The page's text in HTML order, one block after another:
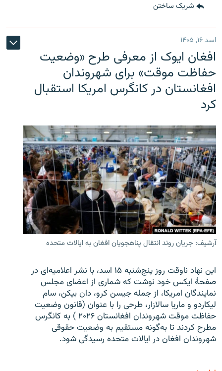
شریک ساختن
اسد ۱۶, ۱۴۰۵
افغان ایوک از معرفی طرح «وضعیت
حفاظت موقت» برای شهروندان
افغانستان در کانگرس امریکا استقبال
کرد
آرشیف: جریان روند انتقال پناهجویان افغان به ایالات متحده
این نهاد ناوقت روز پنج‌شنبه ۱۵ اسد، با نشر اعلامیه‌ای در
صفحۀ ایکس خود نوشت که شماری از اعضای مجلس
نمایندگان امریکا، از جمله جیسن کرو، دان بیکن، سام
لیکاردو و ماریا سالازار، طرحی را با عنوان (قانون وضعیت
حفاظت موقت شهروندان افغانستان ۲۰۲۶ ) به کانگرس
مطرح کردند تا به‌گونه مستقیم به وضعیت حقوقی
شهروندان افغان در ایالات متحده رسیدگی شود.